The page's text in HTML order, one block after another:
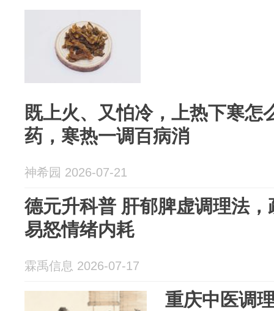
既上火、又怕冷，上热下寒怎
药，寒热一调百病消
神希园 2026-07-21
德元升科普 肝郁脾虚调理法
易怒情绪内耗
霖禹信息 2026-07-17
重庆中医调